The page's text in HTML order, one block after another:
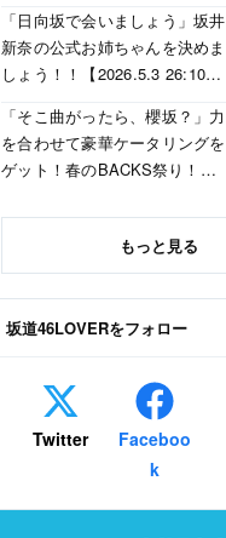
「日向坂で会いましょう」坂井
新奈の公式お姉ちゃんを決めま
しょう！！【2026.5.3 26:10〜
「そこ曲がったら、櫻坂？」力
を合わせて豪華ケータリングを
ゲット！春のBACKS祭り！
京】
もっと見る
坂道46LOVERをフォロー
Twitter
Faceboo
k